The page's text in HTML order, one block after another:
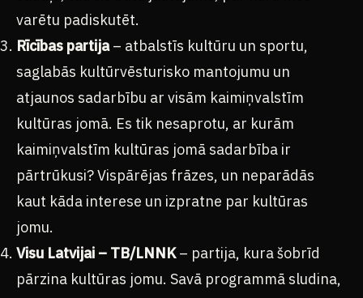
varētu padiskutēt.
Rīcības partija– atbalstīs kultūru un sportu,
saglabās kultūrvēsturisko mantojumu un
atjaunos sadarbību ar visām kaimiņvalstīm
kultūras jomā. Es tik nesaprotu, ar kurām
kaimiņvalstīm kultūras jomā sadarbība ir
pārtrūkusi? Vispārējas frāzes, un neparādās
kaut kāda interese un izpratne par kultūras
jomu.
Visu Latvijai – TB/LNNK– partija, kura šobrīd
pārzina kultūras jomu. Savā programmā sludina,